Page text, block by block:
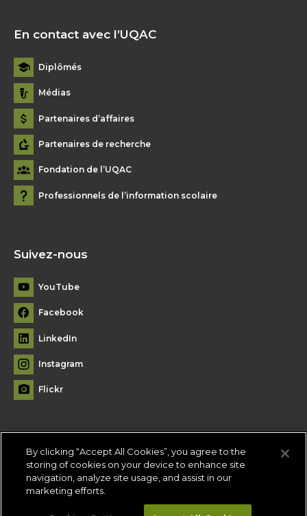
En contact avec l’UQAC
Diplômés
Médias
Partenaires d’affaires
Partenaires de recherche
Fondation de l’UQAC
Professionnels de l’information scolaire
Suivez-nous
YouTube
Facebook
LinkedIn
Instagram
Flickr
Plan du site
Conditions d'utilisation
des témoins
By clicking “Accept All Cookies”, you agree to the
storing of cookies on your device to enhance site
navigation, analyze site usage, and assist in our
marketing efforts.